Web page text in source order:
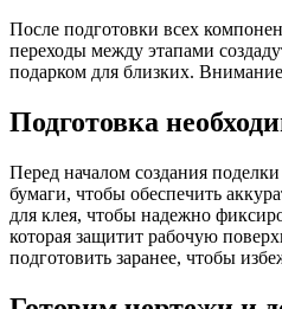
После подготовки всех
переходы между этапами
подарком для близких.
Подготовка
Перед началом создания
бумаги, чтобы обеспечить
для клея, чтобы надежно
которая защитит рабочую
подготовить заранее, чтобы